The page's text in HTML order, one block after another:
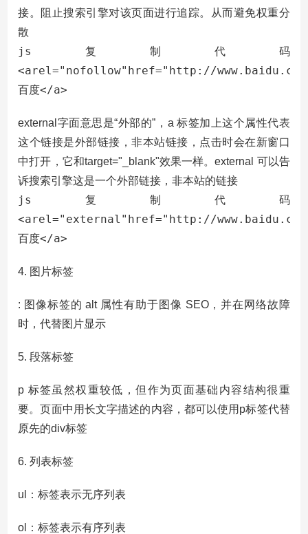
接。阻止搜索引擎对该页面进行追踪。从而避免权重分
散
js复制代码
<arel="nofollow"href="http://
百度</a>
external字面意思是“外部的”，a 标签加上这个属性代表
这个链接是外部链接，非本站链接，点击时会在新窗口
中打开，它和target="_blank"效果一样。external 可以告
诉搜索引擎这是一个外部链接，非本站的链接
js复制代码
<arel="external"href="http://
百度</a>
4. 图片标签
: 图像标签的 alt 属性有助于图像 SEO，并在网络故障
时，代替图片显示
5. 段落标签
p 标签虽然权重较低，但作为页面基础内容结构很重
要。页面中用长文字描述的内容，都可以使用p标签代替
原先的div标签
6. 列表标签
ul：标签表示无序列表
ol：标签表示有序列表